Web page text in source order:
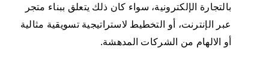
بالتجارة الإلكترونية، سواء كان ذلك يتعلق ببناء متجر
عبر الإنترنت، أو التخطيط لاستراتيجية تسويقية مثالية
أو الالهام من الشركات المدهشة.